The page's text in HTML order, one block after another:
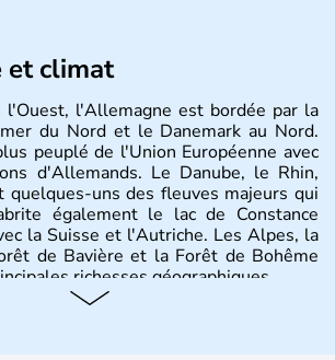
et climat
l'Ouest, l'Allemagne est bordée par la
du Nord et le Danemark au Nord.
peuplé de l'Union Européenne avec
d'Allemands. Le Danube, le Rhin,
quelques-uns des fleuves majeurs qui
également le lac de Constance
la Suisse et l'Autriche. Les Alpes, la
de Bavière et la Forêt de Bohême
richesses géographiques.